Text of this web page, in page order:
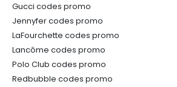
Gucci codes promo
Jennyfer codes promo
LaFourchette codes promo
Lancôme codes promo
Polo Club codes promo
Redbubble codes promo